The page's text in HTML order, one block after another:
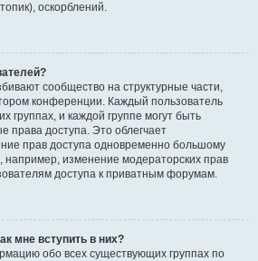
оскорблений.
сообщество на структурные части,
конференции. Каждый пользователь
группах, и каждой группе могут быть
права доступа. Это облегчает
прав доступа одновременно большому
например, изменение модераторских прав
доступа к приватным форумам.
мне вступить в них?
обо всех существующих группах по